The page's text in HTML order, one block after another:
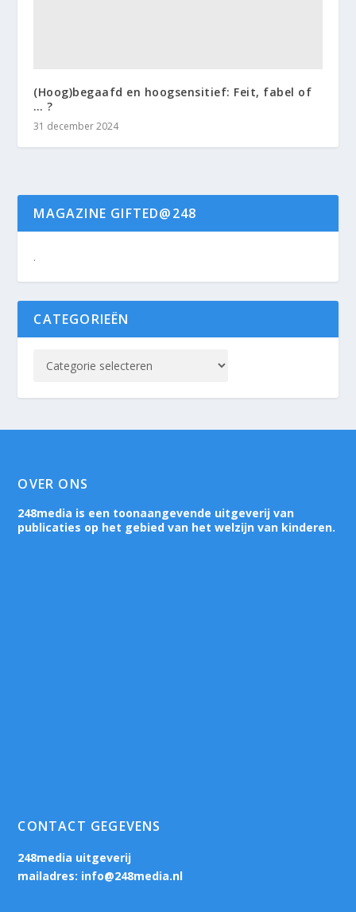
(Hoog)begaafd en hoogsensitief: Feit, fabel of
… ?
31 december 2024
MAGAZINE GIFTED@248
.
CATEGORIEËN
OVER ONS
248media is een toonaangevende uitgeverij van
publicaties op het gebied van het welzijn van kinderen.
CONTACT GEGEVENS
248media uitgeverij
mailadres: info@248media.nl